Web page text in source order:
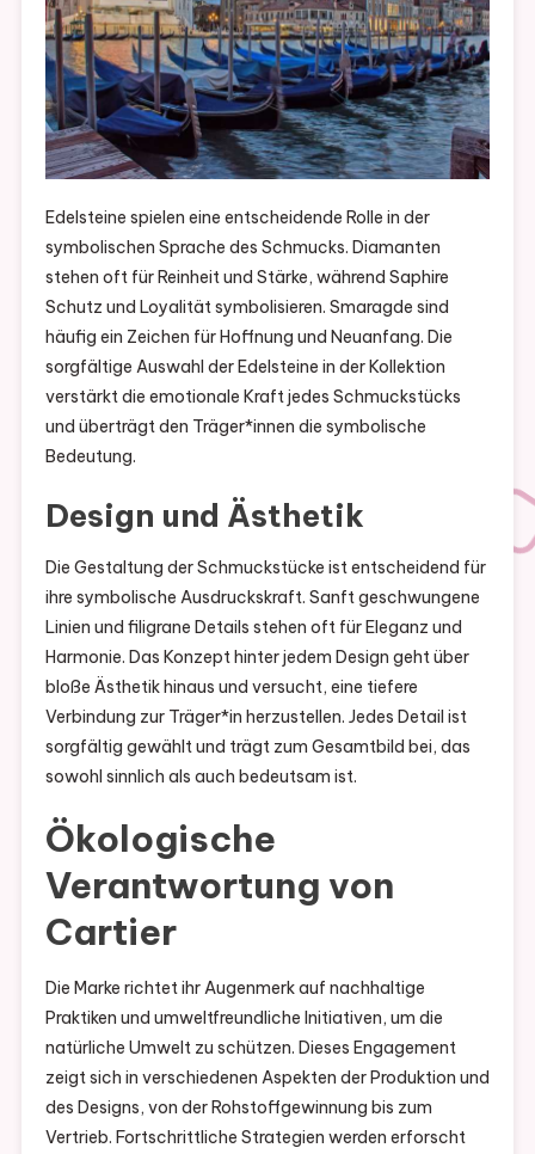
Edelsteine spielen eine entscheidende Rolle in der
symbolischen Sprache des Schmucks. Diamanten
stehen oft für Reinheit und Stärke, während Saphire
Schutz und Loyalität symbolisieren. Smaragde sind
häufig ein Zeichen für Hoffnung und Neuanfang. Die
sorgfältige Auswahl der Edelsteine in der Kollektion
verstärkt die emotionale Kraft jedes Schmuckstücks
und überträgt den Träger*innen die symbolische
Bedeutung.
Design und Ästhetik
Die Gestaltung der Schmuckstücke ist entscheidend für
ihre symbolische Ausdruckskraft. Sanft geschwungene
Linien und filigrane Details stehen oft für Eleganz und
Harmonie. Das Konzept hinter jedem Design geht über
bloße Ästhetik hinaus und versucht, eine tiefere
Verbindung zur Träger*in herzustellen. Jedes Detail ist
sorgfältig gewählt und trägt zum Gesamtbild bei, das
sowohl sinnlich als auch bedeutsam ist.
Ökologische
Verantwortung von
Cartier
Die Marke richtet ihr Augenmerk auf nachhaltige
Praktiken und umweltfreundliche Initiativen, um die
natürliche Umwelt zu schützen. Dieses Engagement
zeigt sich in verschiedenen Aspekten der Produktion und
des Designs, von der Rohstoffgewinnung bis zum
Vertrieb. Fortschrittliche Strategien werden erforscht